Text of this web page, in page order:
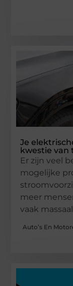
Je
kwestie van
Er zijn veel
mogelijke
meer
vaak massaal
Auto’s En